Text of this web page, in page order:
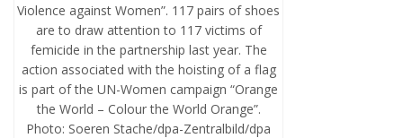
Violence against Women”. 117 pairs of shoes
are to draw attention to 117 victims of
femicide in the partnership last year. The
action associated with the hoisting of a flag
is part of the UN-Women campaign “Orange
the World – Colour the World Orange”.
Photo: Soeren Stache/dpa-Zentralbild/dpa